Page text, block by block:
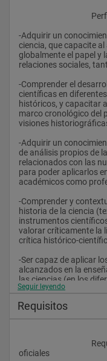
-Adquirir un
ciencia, que capacite
globalmente el papel y
relaciones sociales,
-Comprender el
científicas en
históricos, y capacitar
marco cronológico del
visiones
-Adquirir un
de análisis propios de
relacionados con las
para poder aplicarlos
académicos como
-Comprender y
historia de la ciencia
instrumentos
valorar críticamente la
crítica histórico-
-Ser capaz de aplicar
alcanzados en la
las ciencias (en los
comunicación y la
documentación; y la
la capacidad de
escritos en lenguas
Seguir leyendo
Requisitos
oficiales